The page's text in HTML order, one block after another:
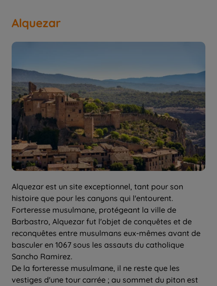
Alquezar
Alquezar est un site exceptionnel, tant pour son
histoire que pour les canyons qui l'entourent.
Forteresse musulmane, protégeant la ville de
Barbastro, Alquezar fut l'objet de conquêtes et de
reconquêtes entre musulmans eux-mêmes avant de
basculer en 1067 sous les assauts du catholique
Sancho Ramirez.
De la forteresse musulmane, il ne reste que les
vestiges d'une tour carrée ; au sommet du piton est